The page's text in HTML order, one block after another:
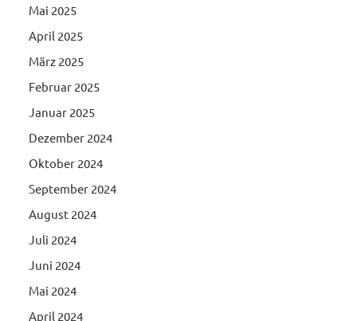
Mai 2025
April 2025
März 2025
Februar 2025
Januar 2025
Dezember 2024
Oktober 2024
September 2024
August 2024
Juli 2024
Juni 2024
Mai 2024
April 2024